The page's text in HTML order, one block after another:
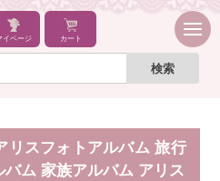
イページ カート
リスフォトアルバム 旅行
ム 家族アルバム アリス